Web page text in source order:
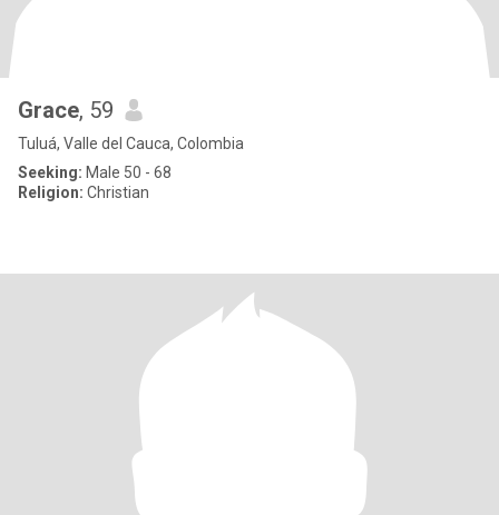
Grace, 59
Tuluá, Valle del Cauca, Colombia
Seeking: Male 50 - 68
Religion: Christian